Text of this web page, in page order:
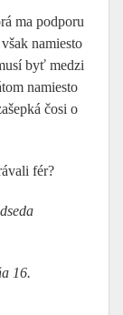
ma podporu
namiesto
byť medzi
namiesto
čosi o
fér?
16.